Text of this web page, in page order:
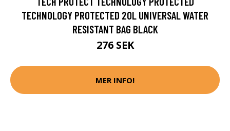
TECHNOLOGY PROTECTED 20L UNIVERSAL WATER
RESISTANT BAG BLACK
276 SEK
MER INFO!